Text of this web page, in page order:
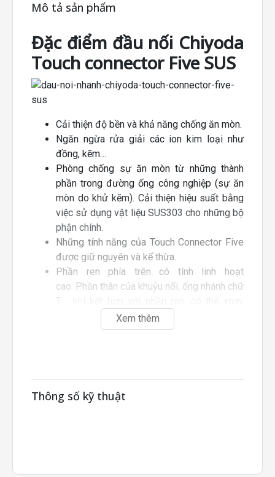
Mô tả sản phẩm
Đặc điểm đầu nối Chiyoda
Touch connector Five SUS
Cải thiện độ bền và khả năng chống ăn mòn.
Ngăn ngừa rửa giải các ion kim loại như
đồng, kẽm…
Phòng chống sự ăn mòn từ những thành
phần trong đường ống công nghiệp (sự ăn
mòn do khử kẽm). Cải thiện hiệu suất bằng
việc sử dụng vật liệu SUS303 cho những bộ
phận chính.
Những tính năng của Touch Connector Five
được giữ nguyên và kế thừa.
Phần ren phía trên có tính linh hoạt
cao: Phần thân của khuỷu nối, ống nhánh chữ
Đây không phải là loại có thể xoay được.
Xem thêm
Thông số kỹ thuật